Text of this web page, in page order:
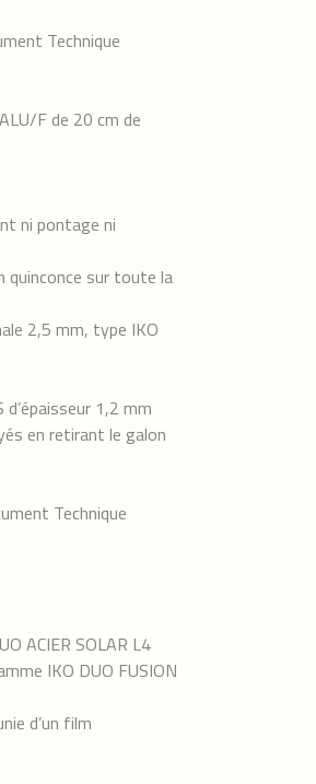
Technique
F de 20 cm de
ni pontage ni
quinconce sur toute la
2,5 mm, type IKO
1,2 mm
en retirant le galon
Technique
ACIER SOLAR L4
IKO DUO FUSION
d’un film